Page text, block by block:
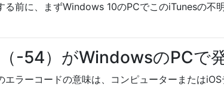
前に、まずWindows 10のPCでこのiTunesの不
-54）がWindowsのPCで
ラーコードの意味は、コンピューターまたは